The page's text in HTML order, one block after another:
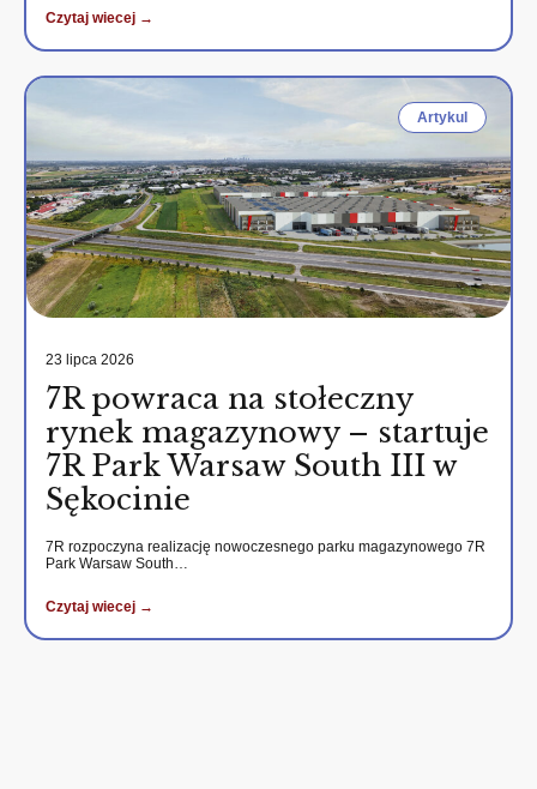
Czytaj wiecej →
Artykul
23 lipca 2026
7R powraca na stołeczny
rynek magazynowy – startuje
7R Park Warsaw South III w
Sękocinie
7R rozpoczyna realizację nowoczesnego parku magazynowego 7R
Park Warsaw South…
Czytaj wiecej →